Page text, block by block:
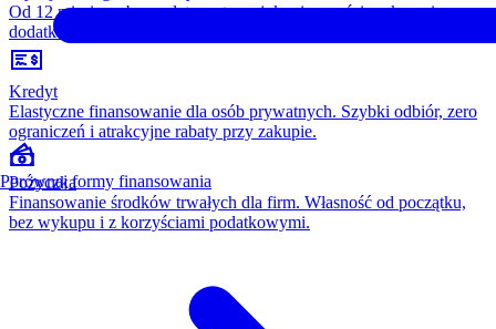
Od 12 miesięcy, bez opłaty wstępnej, konieczności wykupu i
dodatkowych kosztów. Wszystko w cenie raty.
Kredyt
Elastyczne finansowanie dla osób prywatnych. Szybki odbiór, zero
ograniczeń i atrakcyjne rabaty przy zakupie.
Pożyczka
Finansowanie środków trwałych dla firm. Własność od początku,
bez wykupu i z korzyściami podatkowymi.
Porównaj formy finansowania